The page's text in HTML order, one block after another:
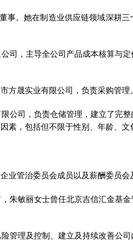
事。她在制造业供应链领域深耕
司，主导全公司产品成本核算与
方晟实业有限公司，负责采购管
公司，负责仓储管理，建立了完
素，包括但不限于性别、年龄、文
管治委员会成员以及薪酬委员
朱敏丽女士曾任北京吉信汇金基
管理及控制、建立及持续改善公